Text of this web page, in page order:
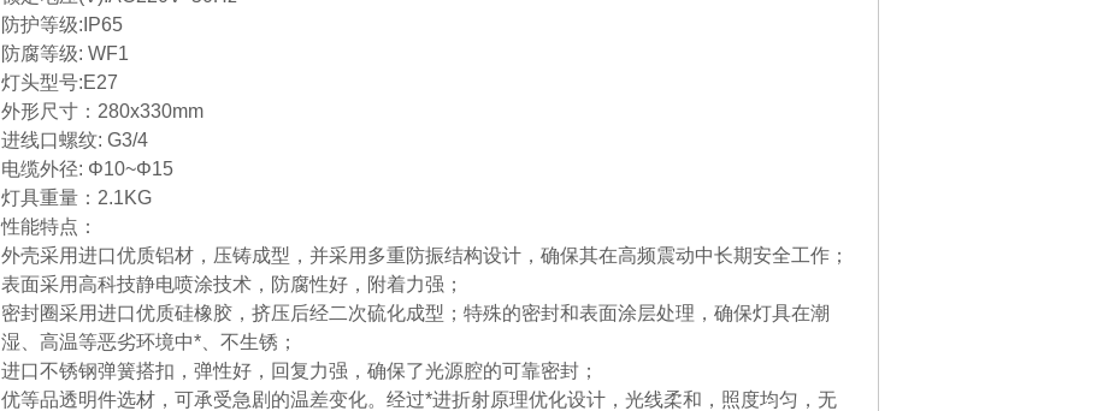
防护等级:IP65
防腐等级: WF1
灯头型号:E27
外形尺寸：280x330mm
进线口螺纹: G3/4
电缆外径: Φ10~Φ15
灯具重量：2.1KG
性能特点：
外壳采用进口优质铝材，压铸成型，并采用多重防振结构设计，确保其在高频震动中长期安全工作；
表面采用高科技静电喷涂技术，防腐性好，附着力强；
密封圈采用进口优质硅橡胶，挤压后经二次硫化成型；特殊的密封和表面涂层处理，确保灯具在潮
湿、高温等恶劣环境中*、不生锈；
进口不锈钢弹簧搭扣，弹性好，回复力强，确保了光源腔的可靠密封；
优等品透明件选材，可承受急剧的温差变化。经过*进折射原理优化设计，光线柔和，照度均匀，无